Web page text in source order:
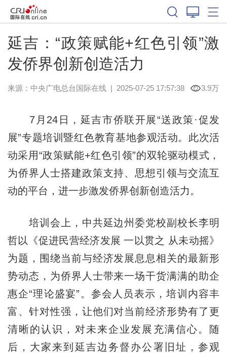
延吉：“政策赋能+红色引领”激
发侨界创新创造活力
来源：中央广电总台国际在线| 2025-07-25 17:57:38 3.9万
7月24日，延吉市侨联开展“送政策·促发
展”专题培训暨红色教育基地参观活动。此次活
动采用“政策赋能+红色引领”的双轮驱动模式，
为侨界人士搭建政策支持、思想引领与交流互
动的平台，进一步激发侨界创新创造活力。
培训会上，中共延边州委党校副校长李明
哲以《促进民营经济发展 一以贯之 从未动摇》
为题，围绕当前与经济发展息息相关的最新形
势动态，为侨界人士带来一场干货满满的助企
惠企“理论盛宴”。参会人员表示，培训内容丰
富、针对性强，让他们对当前经济形势有了更
清晰的认识，对未来企业发展充满信心。随
后，大家来到延吉边务督办公署旧址，参观